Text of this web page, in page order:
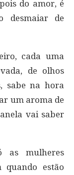
do amor, é
desmaiar de
cada uma
de olhos
sabe na hora
um aroma de
vai saber
as mulheres
quando estão